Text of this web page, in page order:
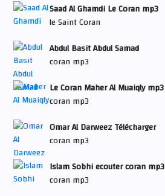
Saad Al Ghamdi Le Coran mp3
le Saint Coran
Abdul Basit Abdul Samad
coran mp3
Le Coran Maher Al Muaiqly mp3
coran mp3
Omar Al Darweez Télécharger
coran mp3
Islam Sobhi ecouter coran mp3
coran mp3